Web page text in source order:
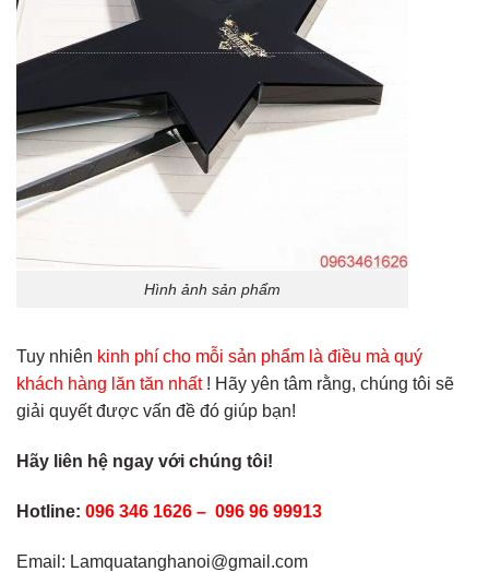
Hình ảnh sản phẩm
Tuy nhiên kinh phí cho mỗi sản phẩm là điều mà quý
khách hàng lăn tăn nhất! Hãy yên tâm rằng, chúng tôi sẽ
giải quyết được vấn đề đó giúp bạn!
Hãy liên hệ ngay với chúng tôi!
Hotline: 096 346 1626 – 096 96 99913
Email: Lamquatanghanoi@gmail.com